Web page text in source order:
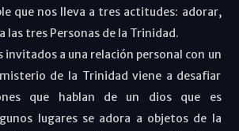
que nos lleva a tres actitudes: adorar,
las tres Personas de la Trinidad.
a una relación personal con un
de la Trinidad viene a desafiar
que hablan de un dios que es
lugares se adora a objetos de la